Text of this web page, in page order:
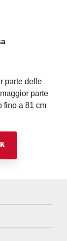
parte delle
parte
fino a 81 cm